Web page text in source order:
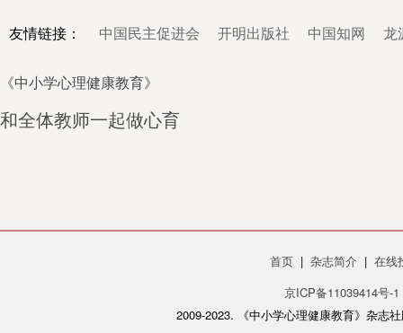
友情链接： 中国民主促进会 开明出版社 中国知网 龙
《中小学心理健康教育》
和全体教师一起做心育
首页| 杂志简介 | 在线
京ICP备11039414号-1
2009-2023. 《中小学心理健康教育》杂志